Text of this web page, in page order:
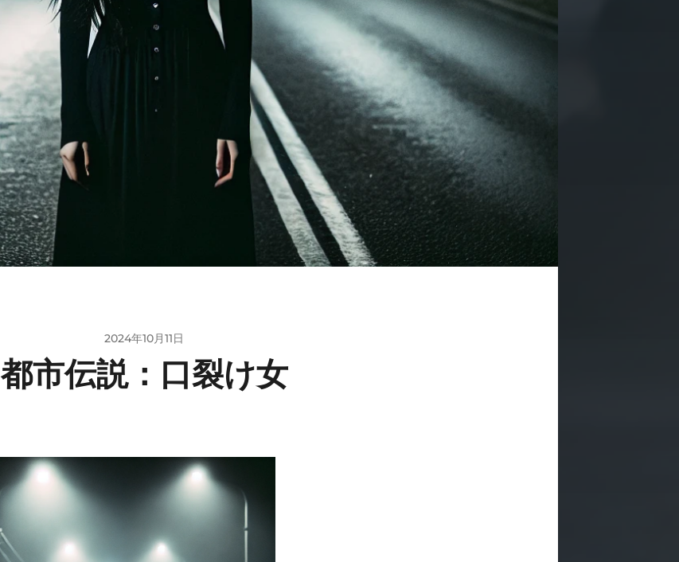
2024年10月11日
都市伝説：口裂け女